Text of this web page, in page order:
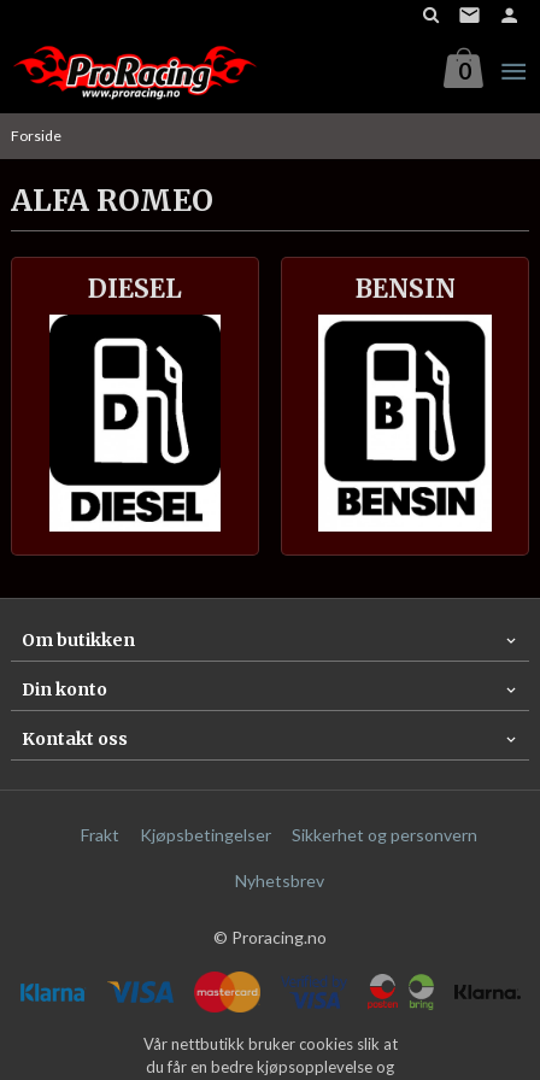
innholdet
0
Forside
ALFA ROMEO
DIESEL BENSIN
Om butikken
Din konto
Kontakt oss
Frakt Kjøpsbetingelser Sikkerhet og personvern
Nyhetsbrev
© Proracing.no
Vår nettbutikk bruker cookies slik at
du får en bedre kjøpsopplevelse og